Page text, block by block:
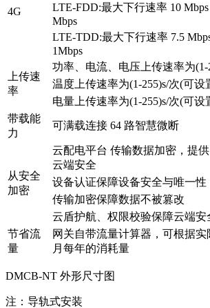
4G
LTE-FDD:最大下行速率 10
Mbps
LTE-TDD:最大下行速率 7.5
1Mbps
上传速
率
功率、电流、电压上传速率为(1-
温度上传速率为(1-255)s/次(可设
电量上传速率为(1-255)s/次(可设
带载能
力
可满载连接 64 路智慧微断
从安全
加密
云配电平台 传输数据加密，提
云端安全
设备认证保障设备安全与唯一性
传输加密保障数据不被篡改
云盾护航、权限校验保障云端安
节省流
量
网关自带流量计算器，可根据
月每年的消耗量
DMCB-NT 外形尺寸图
注：导轨式安装